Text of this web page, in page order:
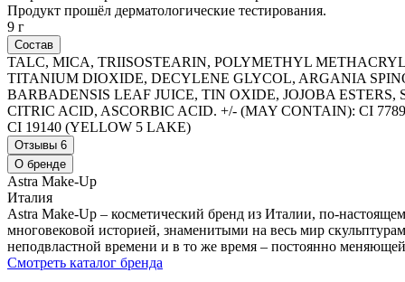
Продукт прошёл дерматологические тестирования.
9 г
Состав
TALC, MICA, TRIISOSTEARIN, POLYMETHYL
TITANIUM DIOXIDE, DECYLENE GLYCOL, ARGANIA
BARBADENSIS LEAF JUICE, TIN OXIDE, JOJOBA
CITRIC ACID, ASCORBIC ACID. +/- (MAY CONTAIN): CI
CI 19140 (YELLOW 5 LAKE)
Отзывы 6
О бренде
Astra Make-Up
Италия
Astra Make-Up – косметический бренд из Италии, по-
многовековой историей, знаменитыми на весь мир
неподвластной времени и в то же время – постоянно
Смотреть каталог бренда